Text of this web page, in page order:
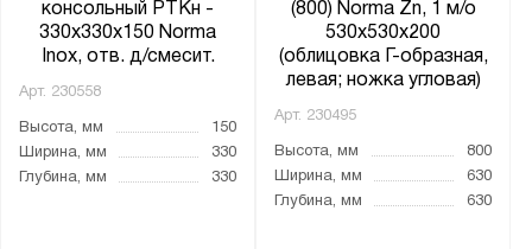
консольный РТКн -
330x330x150 Norma
Inox, отв. д/смесит.
Арт. 230558
Высота, мм
150
Ширина, мм
330
Глубина, мм
330
(800) Norma Zn, 1 м/о
530x530x200
(облицовка Г-образная,
левая; ножка угловая)
Арт. 230495
Высота, мм
800
Ширина, мм
630
Глубина, мм
630